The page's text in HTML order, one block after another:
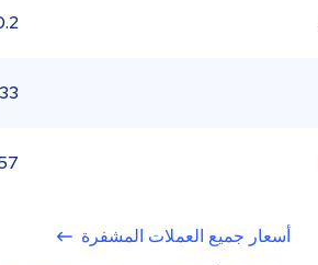
أسعار جميع العملات المشفرة